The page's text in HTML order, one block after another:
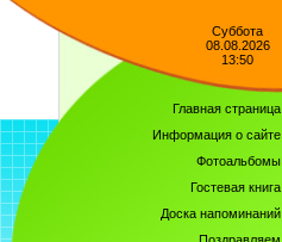
Суббота
08.08.2026
13:50
Главная страница
Информация о сайте
Фотоальбомы
Гостевая книга
Доска напоминаний